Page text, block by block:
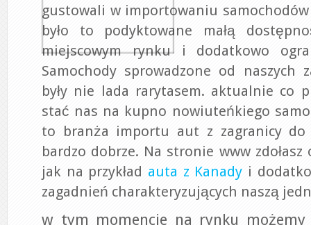
gustowali w importowaniu
było to podyktowane małą
miejscowym rynku i dodatkowo
Samochody sprowadzone od naszych
były nie lada rarytasem. aktualnie co
stać nas na kupno nowiuteńkiego
to branża importu aut z zagranicy
bardzo dobrze. Na stronie www zdołasz
jak na przykład auta z Kanady i
zagadnień charakteryzujących naszą
w tym momencie na rynku możemy